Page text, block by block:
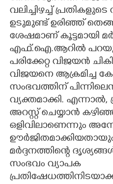
വലിച്ചിഴച്ച് പ്രതികളുടെ
ഉടുമുണ്ട് ഉരിഞ്ഞ്
ശേഷമാണ് കൂട്ടമായി
എഫ്.ഐ.ആറിൽ
പരിക്കേറ്റ വിജയൻ
വിജയനെ ആക്രമിച്ച
സംഭവത്തിന്
വ്യക്തമാക്കി.
അറസ്റ്റ് ചെയ്യാൻ
ഒളിവിലാണെന്നും
മർദ്ദനത്തിന്റെ
സംഭവം വ്യാപക